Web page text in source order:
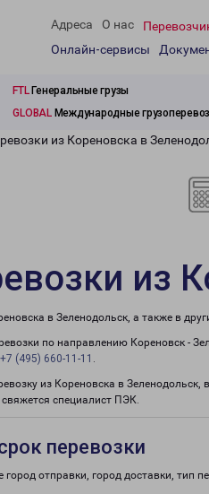
Адреса О нас
Онлайн-сервисы
FTLГенеральные грузы
GLOBALМеждународные
из Кореновска в
из
в Зеленодольск, а также в
по направлению Кореновск -
+7 (495) 660-11-11 .
из Кореновска в
специалист ПЭК.
перевозки
отправки, город доставки, тип